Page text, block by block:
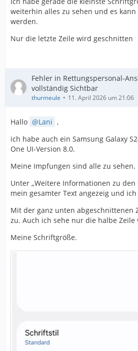
weiterhin alles zu sehen und es
werden.
Nur die letzte Zeile wird geschnitten
Fehler in Rettungspersonal-
vollständig Sichtbar
thurmeule 11. April 2026 um 21:06
Hallo Lani ,
ich habe auch ein Samsung Galaxy
One UI-Version 8.0.
Meine Impfungen sind alle zu sehen.
Unter „Weitere Informationen zu den
mein gesamter Text angezeig und
Mit der ganz unten abgeschnittenen
zu. Auch ich sehe nur die halbe Zeile
Meine Schriftgröße.